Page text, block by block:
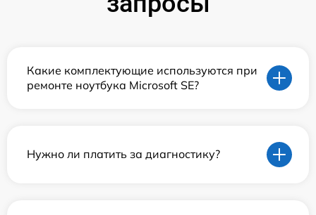
Какие комплектующие используются при
ремонте ноутбука Microsoft SE?
Нужно ли платить за диагностику?